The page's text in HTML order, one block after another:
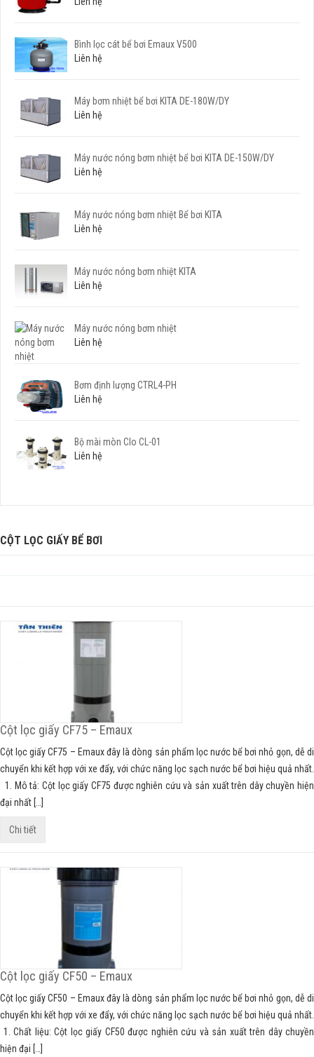
Bình lọc cát bể bơi Emaux V500
Liên hệ
Máy bơm nhiệt bể bơi KITA DE-180W/DY
Liên hệ
Máy nước nóng bơm nhiệt bể bơi KITA DE-150W/DY
Liên hệ
Máy nước nóng bơm nhiệt Bể bơi KITA
Liên hệ
Máy nước nóng bơm nhiệt KITA
Liên hệ
Máy nước nóng bơm nhiệt
Liên hệ
Bơm định lượng CTRL4-PH
Liên hệ
Bộ mài mòn Clo CL-01
Liên hệ
CỘT LỌC GIẤY BỂ BƠI
Cột lọc giấy CF75 – Emaux
Cột lọc giấy CF75 – Emaux đây là dòng sản phẩm lọc nước bể bơi nhỏ gọn, dễ di
chuyển khi kết hợp với xe đẩy, với chức năng lọc sạch nước bể bơi hiệu quả nhất.
1. Mô tả: Cột lọc giấy CF75 được nghiên cứu và sản xuất trên dây chuyền hiện
đại nhất […]
Chi tiết
Cột lọc giấy CF50 – Emaux
Cột lọc giấy CF50 – Emaux đây là dòng sản phẩm lọc nước bể bơi nhỏ gọn, dễ di
chuyển khi kết hợp với xe đẩy, với chức năng lọc sạch nước bể bơi hiệu quả nhất.
1. Chất liệu: Cột lọc giấy CF50 được nghiên cứu và sản xuất trên dây chuyền
hiện đại […]